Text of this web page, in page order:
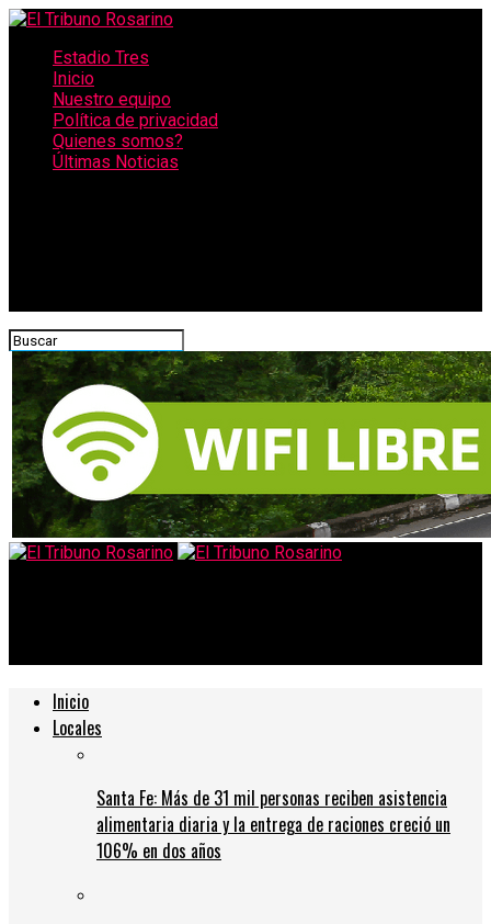
Estadio Tres
Inicio
Nuestro equipo
Política de privacidad
Quienes somos?
Últimas Noticias
Inicio
Locales
Santa Fe: Más de 31 mil personas reciben asistencia
alimentaria diaria y la entrega de raciones creció un
106% en dos años